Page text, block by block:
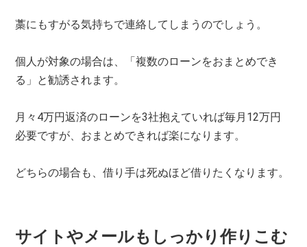
藁にもすがる気持ちで連絡してしまうのでしょう。
個人が対象の場合は、「複数のローンをおまとめでき
る」と勧誘されます。
月々4万円返済のローンを3社抱えていれば毎月12万円
必要ですが、おまとめできれば楽になります。
どちらの場合も、借り手は死ぬほど借りたくなります。
サイトやメールもしっかり作りこむ